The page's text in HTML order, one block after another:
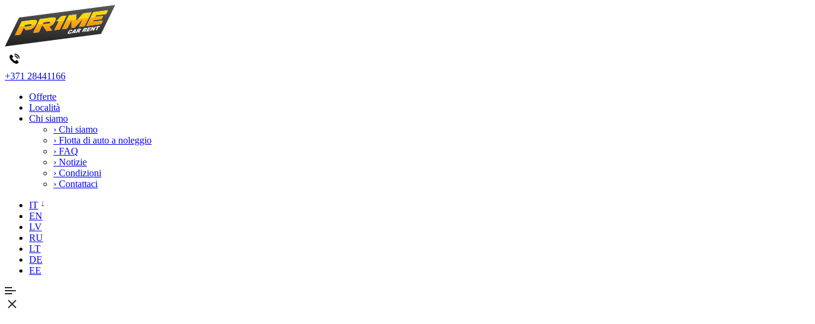
+371 28441166
Offerte
Località
Chi siamo
› Chi siamo
› Flotta di auto a noleggio
› FAQ
› Notizie
› Condizioni
› Contattaci
IT
EN
LV
RU
LT
DE
EE